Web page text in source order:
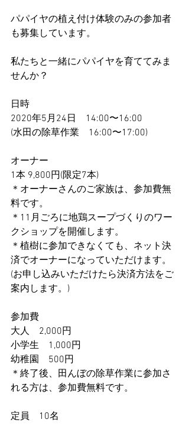
パパイヤの植え付け体験のみの参加者
も募集しています。
私たちと一緒にパパイヤを育ててみま
せんか？
日時
2020年5月24日　14:00〜16:00
(水田の除草作業　16:00〜17:00)
オーナー
1本 9,800円(限定7本)
＊オーナーさんのご家族は、参加費無
料です。
＊11月ごろに地鶏スープづくりのワー
クショップを開催します。
＊植樹に参加できなくても、ネット決
済でオーナーになっていただけます。
(お申し込みいただけたら決済方法をご
案内します。)
参加費
大人　2,000円
小学生　1,000円
幼稚園　500円
＊終了後、田んぼの除草作業に参加さ
れる方は、参加費無料です。
定員　10名